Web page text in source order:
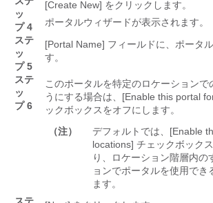
ッ
プ 4
[Create New] をクリックします。
ポータルウィザードが表示されます。
ステ
ッ
プ 5
[Portal Name] フィールドに、ポータ
す。
ステ
ッ
プ 6
このポータルを特定のロケーションで
うにする場合は、[Enable this portal
ックボックスをオフにします。
（注）
デフォルトでは、[Enable
locations] チェックボック
り、ロケーション階層内の
ョンでポータルを使用でき
ます。